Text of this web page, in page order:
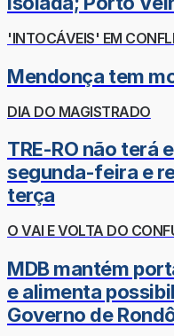
'INTOCÁVEIS' EM
Mendonça tem
DIA DO MAGISTRADO
TRE-RO não terá
segunda-feira e
terça
O VAI E VOLTA DO
MDB mantém
e alimenta
Governo de